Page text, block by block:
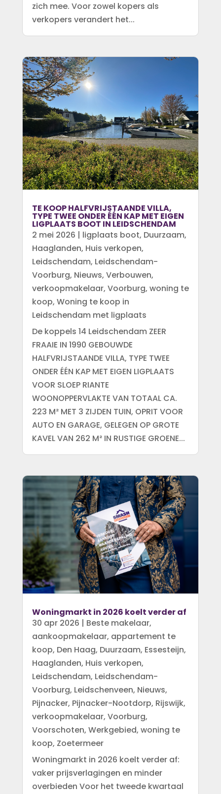
zich mee. Voor zowel kopers als
verkopers verandert het...
TE KOOP HALFVRIJSTAANDE VILLA,
TYPE TWEE ONDER ÉÉN KAP MET EIGEN
LIGPLAATS BOOT IN LEIDSCHENDAM
2 mei 2026 | ligplaats boot, Duurzaam,
Haaglanden, Huis verkopen,
Leidschendam, Leidschendam-
Voorburg, Nieuws, Verbouwen,
verkoopmakelaar, Voorburg, woning te
koop, Woning te koop in
Leidschendam met ligplaats
De koppels 14 Leidschendam ZEER
FRAAIE IN 1990 GEBOUWDE
HALFVRIJSTAANDE VILLA, TYPE TWEE
ONDER ÉÉN KAP MET EIGEN LIGPLAATS
VOOR SLOEP RIANTE
WOONOPPERVLAKTE VAN TOTAAL CA.
223 M² MET 3 ZIJDEN TUIN, OPRIT VOOR
AUTO EN GARAGE, GELEGEN OP GROTE
KAVEL VAN 262 M² IN RUSTIGE GROENE...
Woningmarkt in 2026 koelt verder af
30 apr 2026 | Beste makelaar,
aankoopmakelaar, appartement te
koop, Den Haag, Duurzaam, Essesteijn,
Haaglanden, Huis verkopen,
Leidschendam, Leidschendam-
Voorburg, Leidschenveen, Nieuws,
Pijnacker, Pijnacker-Nootdorp, Rijswijk,
verkoopmakelaar, Voorburg,
Voorschoten, Werkgebied, woning te
koop, Zoetermeer
Woningmarkt in 2026 koelt verder af:
vaker prijsverlagingen en minder
overbieden Voor het tweede kwartaal